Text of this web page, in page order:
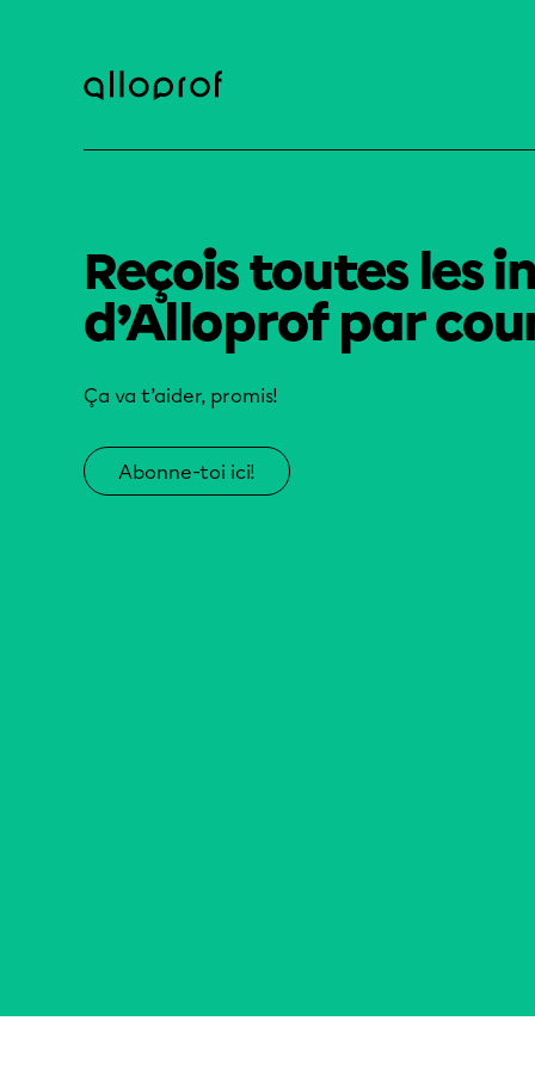
Reçois toutes les
d’Alloprof par
Ça va t’aider, promis!
Abonne-toi ici!